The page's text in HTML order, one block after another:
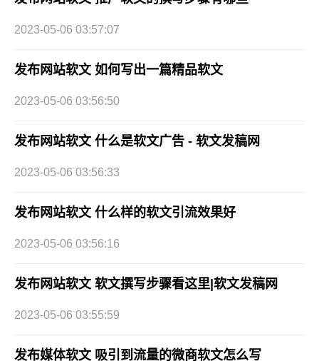
2023-05-06 03:57:07
发布网站软文 如何写出一篇精品软文
2023-05-06 03:56:50
发布网站软文 什么是软文广告 - 软文发稿网
2023-05-06 03:56:33
发布网站软文 什么样的软文引流效果好
2023-05-06 03:56:16
发布网站软文 软文撰写步骤看这里|软文发稿网
2023-05-06 03:55:59
发布媒体软文 吸引到流量的微商软文怎么写